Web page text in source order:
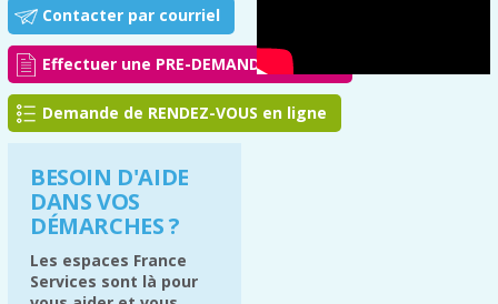
Contacter par courriel
Effectuer une PRE-DEMANDE en ligne
Demande de RENDEZ-VOUS en ligne
BESOIN D'AIDE
DANS VOS
DÉMARCHES ?
Les espaces France
Services sont là pour